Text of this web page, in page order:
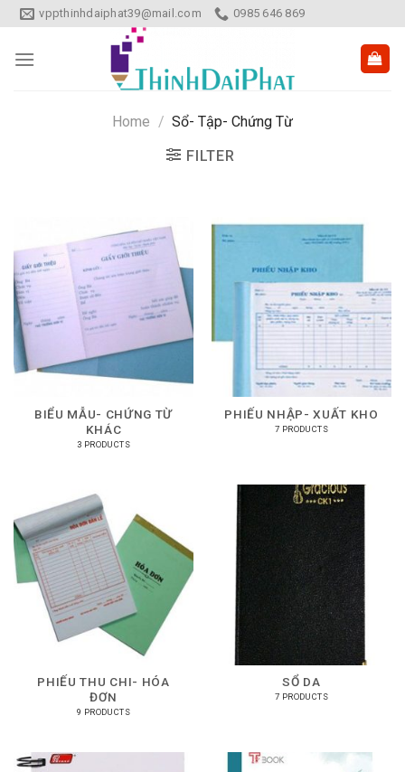
Skip
to
content
vppthinhdaiphat39@mail.com 0985 646 869
Home / Sổ- Tập- Chứng Từ
FILTER
BIỂU MẪU- CHỨNG TỪ
KHÁC
3 PRODUCTS
PHIẾU NHẬP- XUẤT KHO
7 PRODUCTS
PHIẾU THU CHI- HÓA
ĐƠN
9 PRODUCTS
SỔ DA
7 PRODUCTS